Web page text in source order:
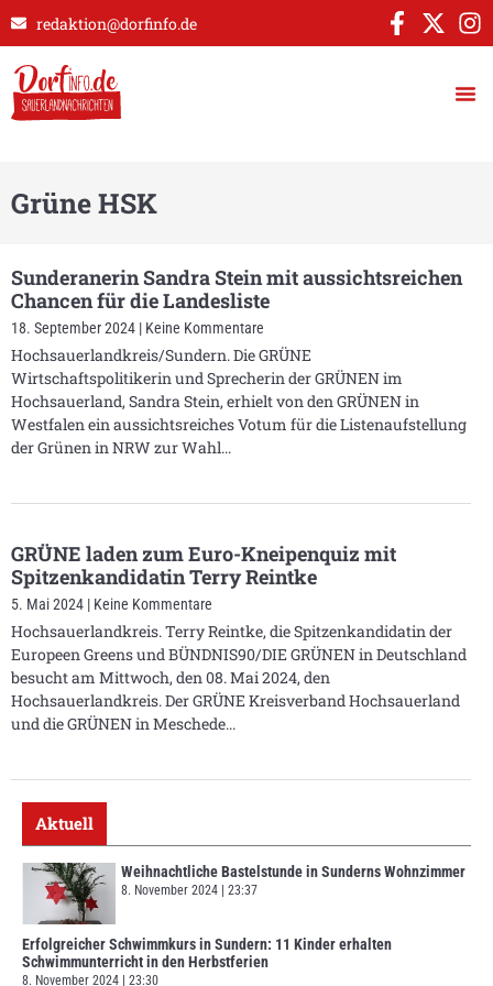
redaktion@dorfinfo.de
Grüne HSK
Sunderanerin Sandra Stein mit aussichtsreichen
Chancen für die Landesliste
18. September 2024 Keine Kommentare
Hochsauerlandkreis/Sundern. Die GRÜNE
Wirtschaftspolitikerin und Sprecherin der GRÜNEN im
Hochsauerland, Sandra Stein, erhielt von den GRÜNEN in
Westfalen ein aussichtsreiches Votum für die Listenaufstellung
der Grünen in NRW zur Wahl
GRÜNE laden zum Euro-Kneipenquiz mit
Spitzenkandidatin Terry Reintke
5. Mai 2024 Keine Kommentare
Hochsauerlandkreis. Terry Reintke, die Spitzenkandidatin der
Europeen Greens und BÜNDNIS90/DIE GRÜNEN in Deutschland
besucht am Mittwoch, den 08. Mai 2024, den
Hochsauerlandkreis. Der GRÜNE Kreisverband Hochsauerland
und die GRÜNEN in Meschede
Aktuell
Weihnachtliche Bastelstunde in Sunderns Wohnzimmer
8. November 2024 23:37
Erfolgreicher Schwimmkurs in Sundern: 11 Kinder erhalten
Schwimmunterricht in den Herbstferien
8. November 2024 23:30